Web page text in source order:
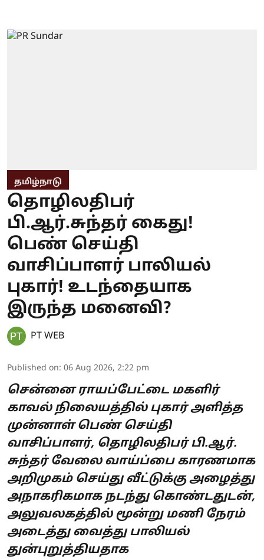
தமிழ்நாடு
தொழிலதிபர்
பி.ஆர்.சுந்தர் கைது!
பெண் செய்தி
வாசிப்பாளர் பாலியல்
புகார்! உடந்தையாக
இருந்த மனைவி?
PT WEB
Published on: 06 Aug 2026, 2:22 pm
சென்னை ராயப்பேட்டை மகளிர்
காவல் நிலையத்தில் புகார் அளித்த
முன்னாள் பெண் செய்தி
வாசிப்பாளர், தொழிலதிபர் பி.ஆர்.
சுந்தர் வேலை வாய்ப்பை காரணமாக
அறிமுகம் செய்து வீட்டுக்கு அழைத்து
அநாகரிகமாக நடந்து கொண்டதுடன்,
அலுவலகத்தில் மூன்று மணி நேரம்
அடைத்து வைத்து பாலியல்
துன்புறுத்தியதாக